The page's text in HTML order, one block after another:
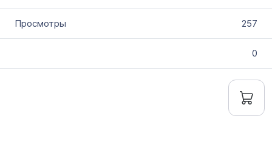
257
0